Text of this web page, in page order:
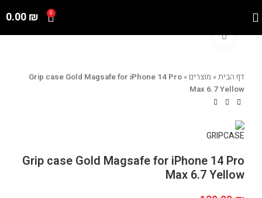
0
0.00₪
Click to enlarge
דף הבית» מוצרים»
Grip case Gold Magsafe for iPhone 14 Pro
Max 6.7 Yellow
Grip case Gold Magsafe for iPhone 14 Pro
Max 6.7 Yellow